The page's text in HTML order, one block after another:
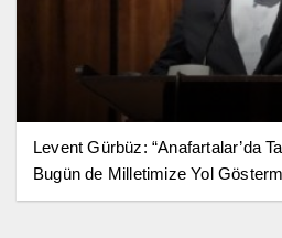
Levent Gürbüz: “Anafartalar’da
Bugün de Milletimize Yol